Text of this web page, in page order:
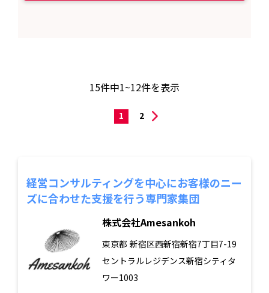
15件中1~12件を表示
1 2
経営コンサルティングを中心にお客様のニー
ズに合わせた支援を行う専門家集団
株式会社Amesankoh
東京都 新宿区西新宿新宿7丁目7-19
セントラルレジデンス新宿シティタ
ワー1003